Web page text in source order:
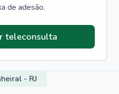
de adesão.
teleconsulta
- RJ